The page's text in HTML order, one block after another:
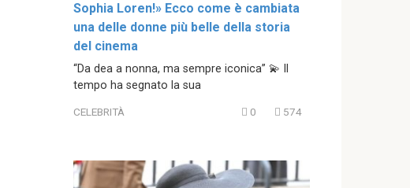
Sophia Loren!» Ecco come è cambiata
una delle donne più belle della storia
del cinema
“Da dea a nonna, ma sempre iconica” 💫 Il
tempo ha segnato la sua
CELEBRITÀ 0 574